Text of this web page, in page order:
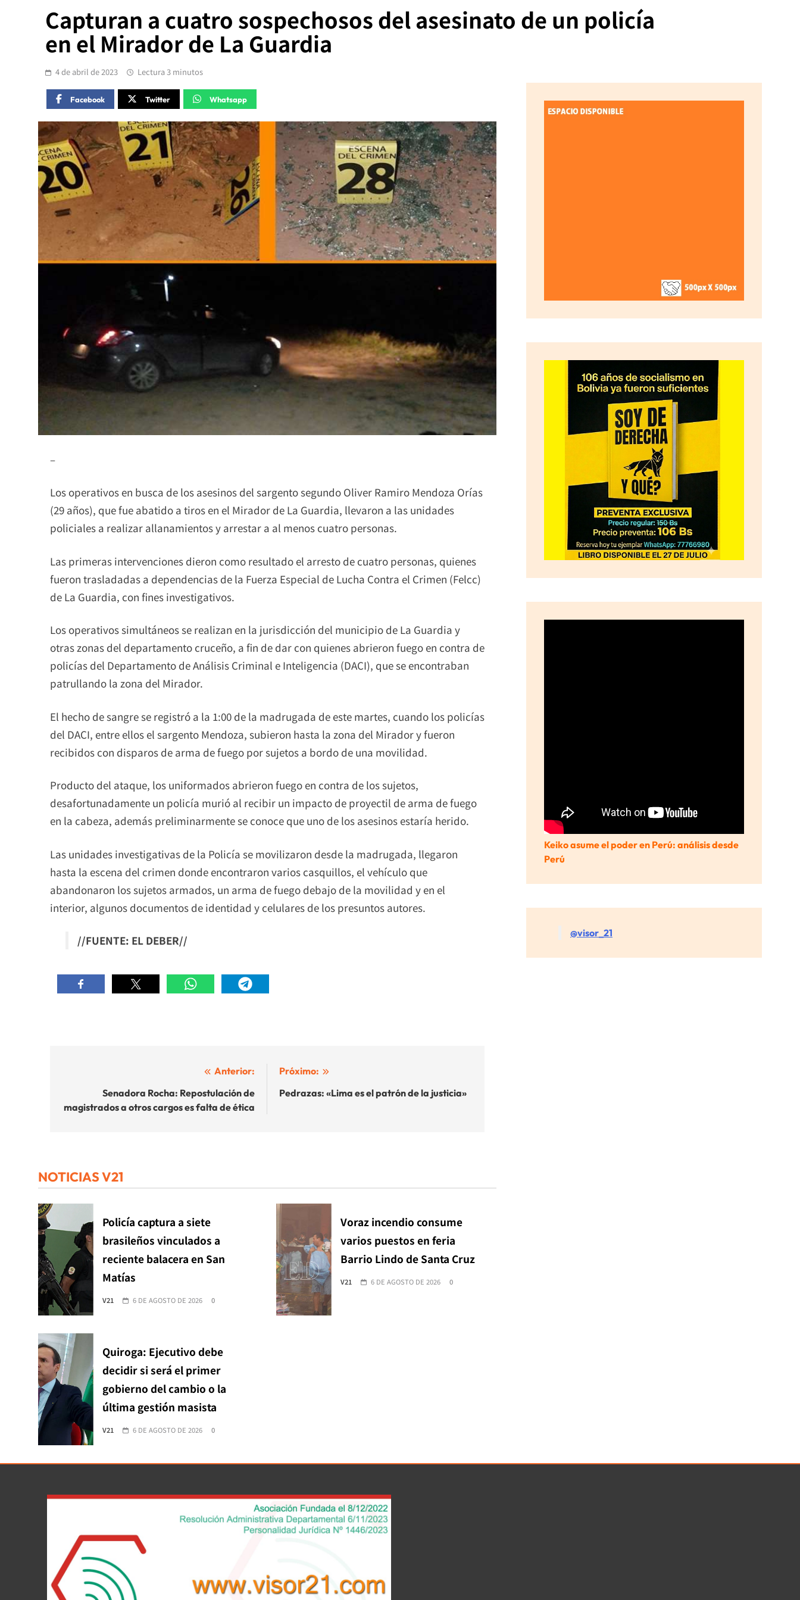
Capturan a cuatro sospechosos del asesinato de un policía
en el Mirador de La Guardia
4 de abril de 2023 Lectura 3 minutos
Facebook Twitter Whatsapp
–
Los operativos en busca de los asesinos del sargento segundo Oliver Ramiro Mendoza Orías
(29 años), que fue abatido a tiros en el Mirador de La Guardia, llevaron a las unidades
policiales a realizar allanamientos y arrestar a al menos cuatro personas.
Las primeras intervenciones dieron como resultado el arresto de cuatro personas, quienes
fueron trasladadas a dependencias de la Fuerza Especial de Lucha Contra el Crimen (Felcc)
de La Guardia, con fines investigativos.
Los operativos simultáneos se realizan en la jurisdicción del municipio de La Guardia y
otras zonas del departamento cruceño, a fin de dar con quienes abrieron fuego en contra de
policías del Departamento de Análisis Criminal e Inteligencia (DACI), que se encontraban
patrullando la zona del Mirador.
El hecho de sangre se registró a la 1:00 de la madrugada de este martes, cuando los policías
del DACI, entre ellos el sargento Mendoza, subieron hasta la zona del Mirador y fueron
recibidos con disparos de arma de fuego por sujetos a bordo de una movilidad.
Producto del ataque, los uniformados abrieron fuego en contra de los sujetos,
desafortunadamente un policía murió al recibir un impacto de proyectil de arma de fuego
en la cabeza, además preliminarmente se conoce que uno de los asesinos estaría herido.
Las unidades investigativas de la Policía se movilizaron desde la madrugada, llegaron
hasta la escena del crimen donde encontraron varios casquillos, el vehículo que
abandonaron los sujetos armados, un arma de fuego debajo de la movilidad y en el
interior, algunos documentos de identidad y celulares de los presuntos autores.
//FUENTE: EL DEBER//
entradas
Anterior:
Senadora Rocha: Repostulación de
magistrados a otros cargos es falta de ética
Próximo:
Pedrazas: «Lima es el patrón de la justicia»
NOTICIAS V21
Policía captura a siete
brasileños vinculados a
reciente balacera en San
Matías
V21 6 DE AGOSTO DE 2026 0
Voraz incendio consume
varios puestos en feria
Barrio Lindo de Santa Cruz
V21 6 DE AGOSTO DE 2026 0
Quiroga: Ejecutivo debe
decidir si será el primer
gobierno del cambio o la
última gestión masista
V21 6 DE AGOSTO DE 2026 0
Keiko asume el poder en Perú: análisis desde
Perú
@visor_21